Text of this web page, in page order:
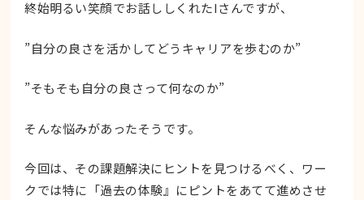
終始明るい笑顔でお話ししくれたIさんですが、
”自分の良さを活かしてどうキャリアを歩むのか”
”そもそも自分の良さって何なのか”
そんな悩みがあったそうです。
今回は、その課題解決にヒントを見つけるべく、ワー
クでは特に「過去の体験』にピントをあてて進めさせ